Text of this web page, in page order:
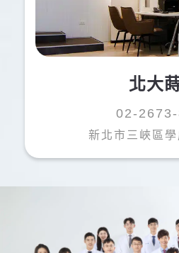
北大
02-
新北市三峽區